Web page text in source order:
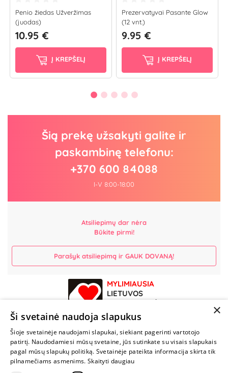
Penio žiedas Užveržimas
(juodas)
10.95 €
Į KREPŠELĮ
Prezervatyvai Pasante Glow
(12 vnt.)
9.95 €
Į KREPŠELĮ
Šią prekę užsakyti galite ir
paskambinę telefonu:
+370 600 84088
I-V 8:00-18:00
Atsiliepimų dar nėra
Būkite pirmi!
Parašyk atsiliepimą ir GAUK DOVANĄ!
MYLIMIAUSIA
LIETUVOS
PARDUOTUVĖ
NENUSTOK
ŽAISTI
×
Ši svetainė naudoja slapukus
Šioje svetainėje naudojami slapukai, siekiant pagerinti vartotojo
patirtį. Naudodamiesi mūsų svetaine, jūs sutinkate su visais slapukais
pagal mūsų slapukų politiką. Svetainėje pateikta informacija skirta tik
pilnamečiams asmenims. Skaityti daugiau